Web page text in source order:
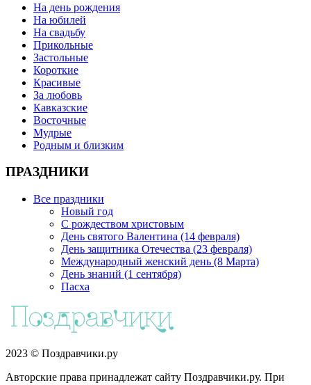
На день рождения
На юбилей
На свадьбу
Прикольные
Застольные
Короткие
Красивые
За любовь
Кавказские
Восточные
Мудрые
Родным и близким
ПРАЗДНИКИ
Все праздники
Новый год
С рождеством христовым
День святого Валентина (14 февраля)
День защитника Отечества (23 февраля)
Международный женский день (8 Марта)
День знаний (1 сентября)
Пасха
2023 © Поздравчики.ру
Авторские права принадлежат сайту Поздравчики.ру. При